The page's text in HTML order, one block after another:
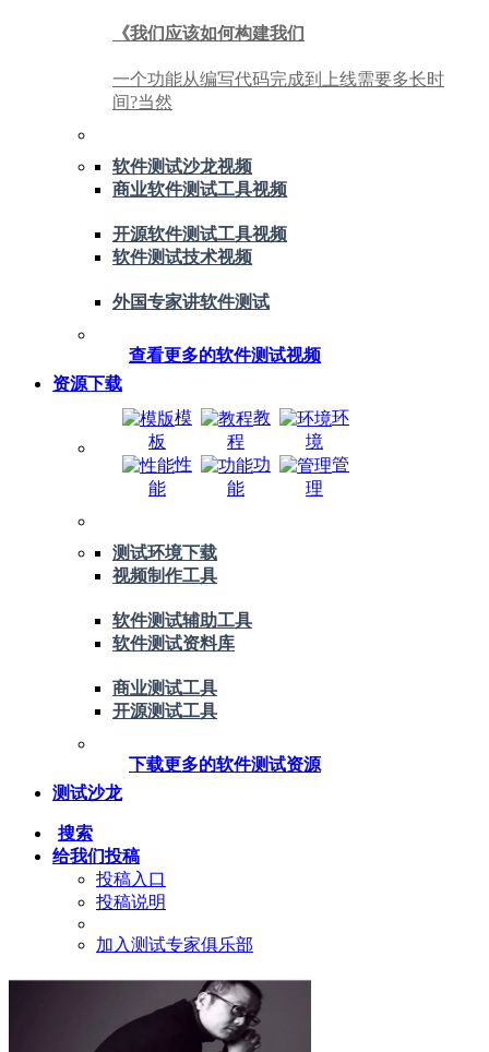
《我们应该如何构建我们
一个功能从编写代码完成到上线需要多长时
间?当然
软件测试沙龙视频
商业软件测试工具视频
开源软件测试工具视频
软件测试技术视频
外国专家讲软件测试
查看更多的软件测试视频
资源下载
模
板
教
程
环
境
性
能
功
能
管
理
测试环境下载
视频制作工具
软件测试辅助工具
软件测试资料库
商业测试工具
开源测试工具
下载更多的软件测试资源
测试沙龙
搜索
给我们投稿
投稿入口
投稿说明
加入测试专家俱乐部